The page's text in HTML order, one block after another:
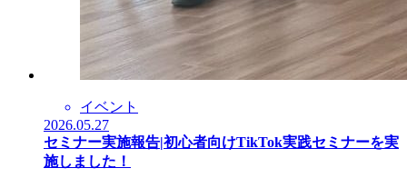
イベント
2026.05.27
セミナー実施報告|初心者向けTikTok実践セミナーを実
施しました！